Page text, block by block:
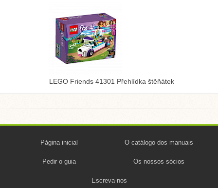
LEGO Friends 41301 Přehlídka štěňátek
Página inicial O catálogo dos manuais
Pedir o guia Os nossos sócios
Escreva-nos